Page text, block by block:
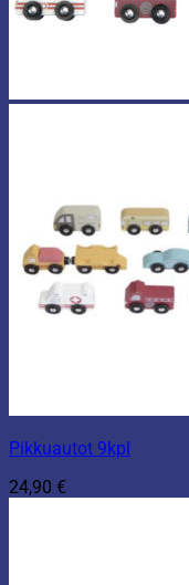
Pikkuautot 9kpl
24,90 €